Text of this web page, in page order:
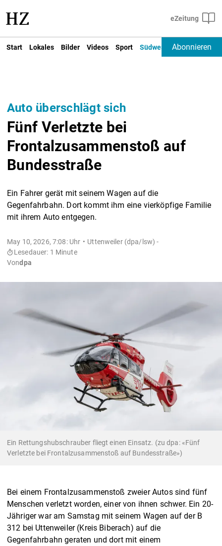
Start Lokales Bilder Videos Sport Südwest Deutschland
Abonnieren
Auto überschlägt sich
Fünf Verletzte bei
Frontalzusammenstoß auf
Bundesstraße
Ein Fahrer gerät mit seinem Wagen auf die
Gegenfahrbahn. Dort kommt ihm eine vierköpfige Familie
mit ihrem Auto entgegen.
May 10, 2026, 7:08: Uhr
Uttenweiler (dpa/lsw) -
Lesedauer: 1 Minute
Vondpa
Ein Rettungshubschrauber fliegt einen Einsatz. (zu dpa: «Fünf
Verletzte bei Frontalzusammenstoß auf Bundesstraße»)
Bei einem Frontalzusammenstoß zweier Autos sind fünf
Menschen verletzt worden, einer von ihnen schwer. Ein 20-
Jähriger war am Samstag mit seinem Wagen auf der B
312 bei Uttenweiler (Kreis Biberach) auf die
Gegenfahrbahn geraten und dort mit einem